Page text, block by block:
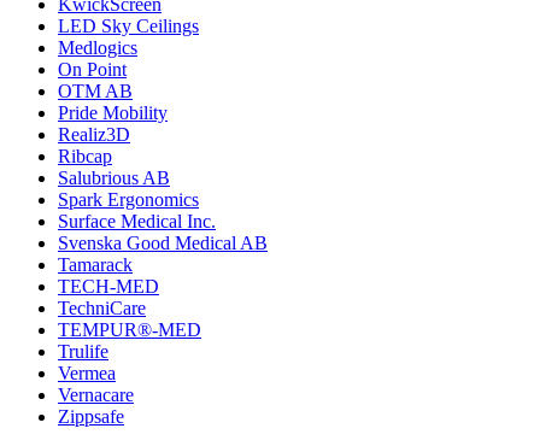
KwickScreen
LED Sky Ceilings
Medlogics
On Point
OTM AB
Pride Mobility
Realiz3D
Ribcap
Salubrious AB
Spark Ergonomics
Surface Medical Inc.
Svenska Good Medical AB
Tamarack
TECH-MED
TechniCare
TEMPUR®-MED
Trulife
Vermea
Vernacare
Zippsafe